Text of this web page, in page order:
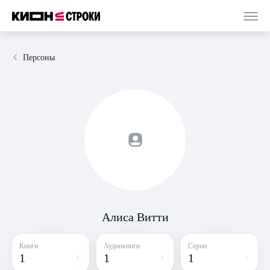
Персоны
Алиса Витти
Книги
1
Аудиокниги
1
Серии
1